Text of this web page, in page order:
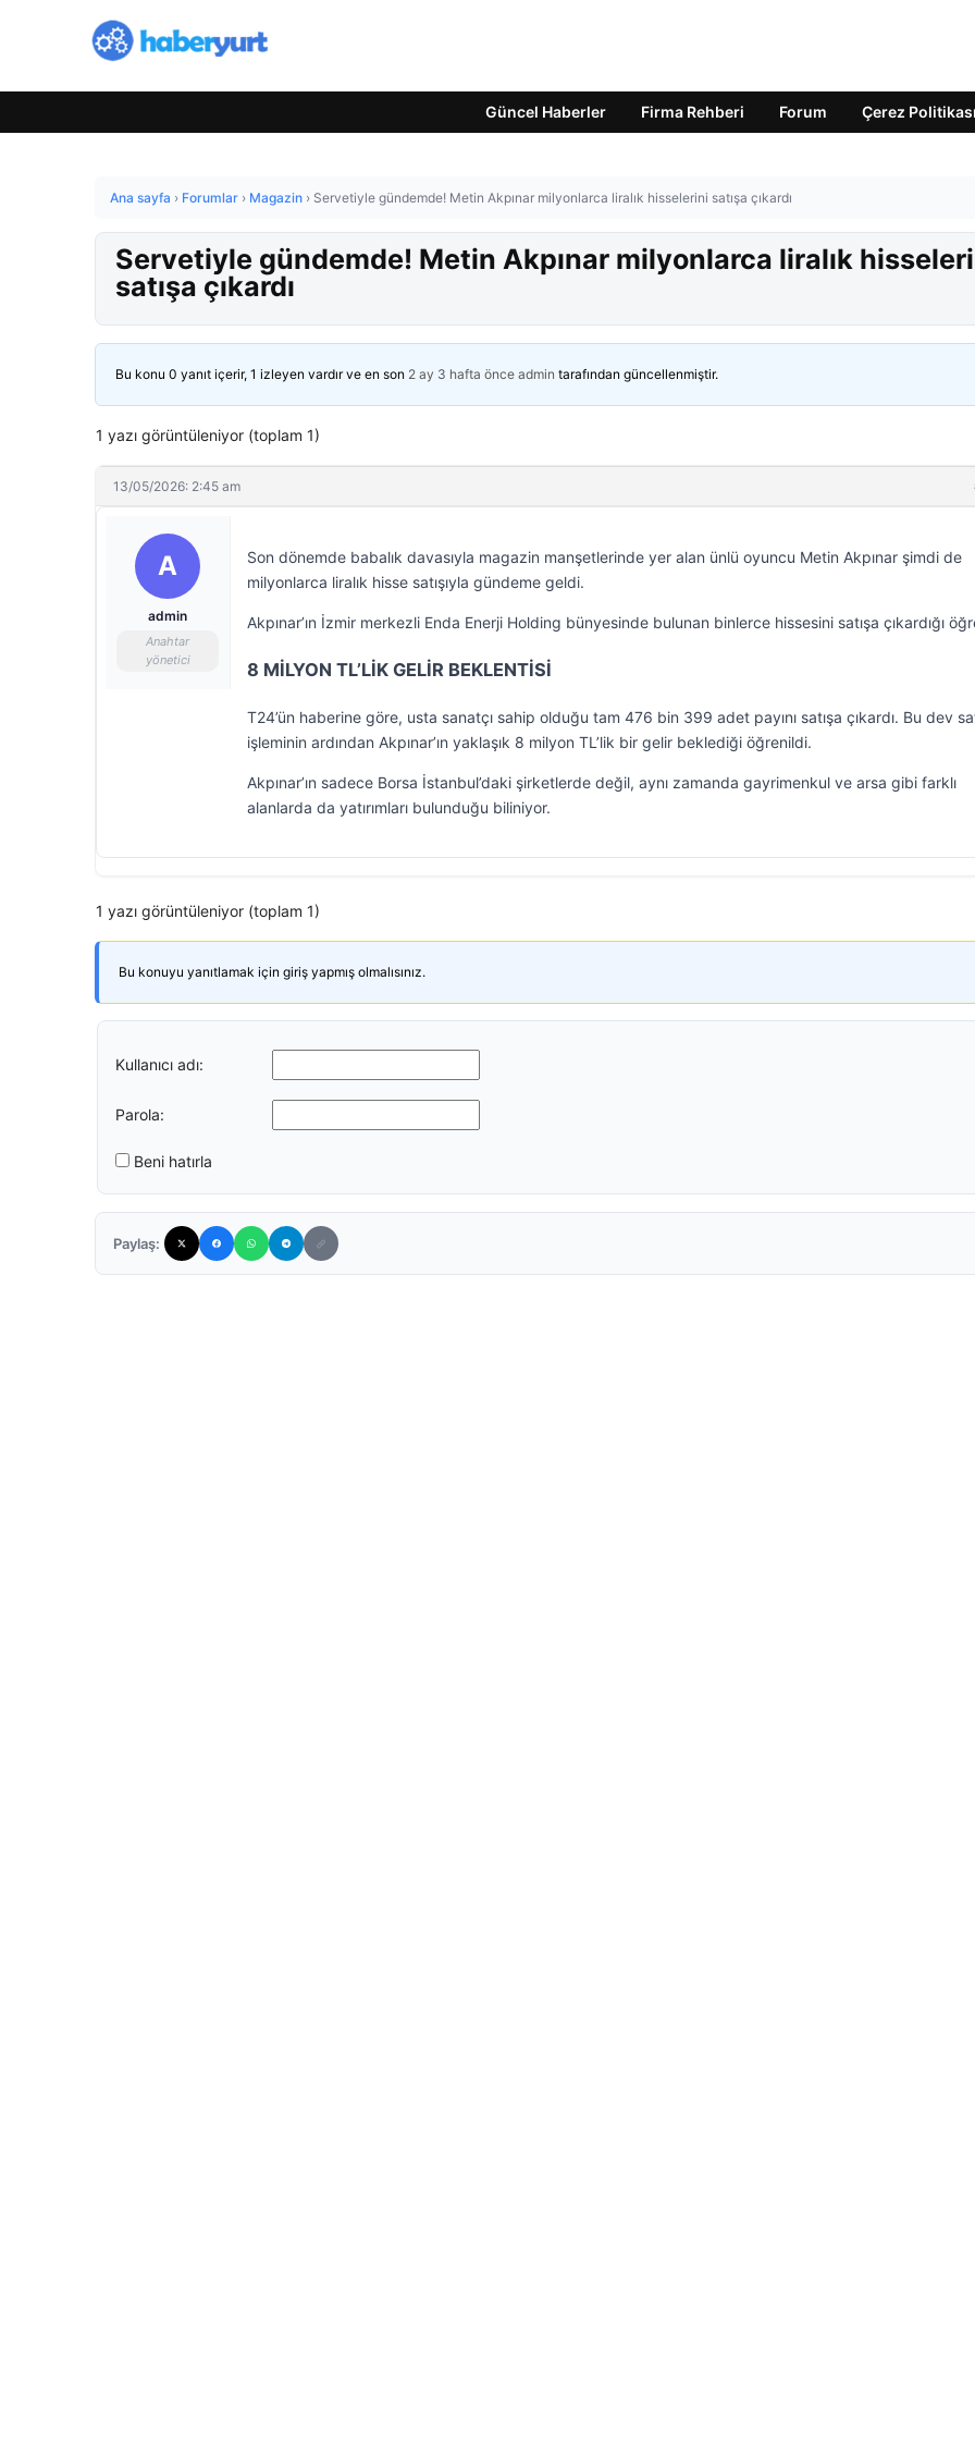
Güncel Haberler Firma Rehberi Forum Çerez Politikası
Ana sayfa › Forumlar › Magazin › Servetiyle gündemde! Metin Akpınar milyonlarca liralık hisselerini satışa çıkardı
Servetiyle gündemde! Metin Akpınar milyonlarca liralık
satışa çıkardı
Bu konu 0 yanıt içerir, 1 izleyen vardır ve en son 2 ay 3 hafta önce admin tarafından güncellenmiştir.
1 yazı görüntüleniyor (toplam 1)
13/05/2026: 2:45 am
A
admin
Anahtar
yönetici
Son dönemde babalık davasıyla magazin manşetlerinde yer alan ünlü oyuncu Metin Akpınar şimdi de
milyonlarca liralık hisse satışıyla gündeme geldi.
Akpınar’ın İzmir merkezli Enda Enerji Holding bünyesinde bulunan binlerce hissesini satışa çıkardığı
8 MİLYON TL’LİK GELİR BEKLENTİSİ
T24’ün haberine göre, usta sanatçı sahip olduğu tam 476 bin 399 adet payını satışa çıkardı. Bu dev
işleminin ardından Akpınar’ın yaklaşık 8 milyon TL’lik bir gelir beklediği öğrenildi.
Akpınar’ın sadece Borsa İstanbul’daki şirketlerde değil, aynı zamanda gayrimenkul ve arsa gibi farklı
alanlarda da yatırımları bulunduğu biliniyor.
1 yazı görüntüleniyor (toplam 1)
Bu konuyu yanıtlamak için giriş yapmış olmalısınız.
Kullanıcı adı:
Parola:
Beni hatırla
Paylaş: